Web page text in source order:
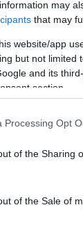
may
that may
website/app
but not limited
and its
section.
Processing Opt
of the Sharing
of the Sale of
és
on,